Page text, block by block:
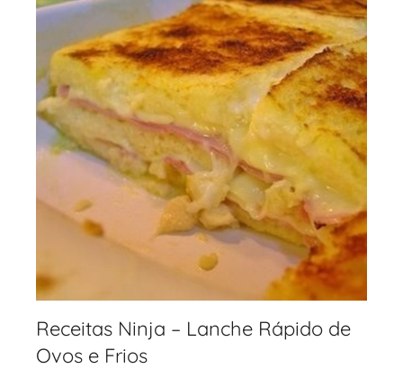
Receitas Ninja – Lanche Rápido de
Ovos e Frios